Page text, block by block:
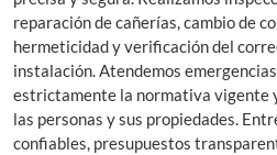
reparación de cañerías, cambio de
hermeticidad y verificación del
instalación. Atendemos
estrictamente la normativa vigente
las personas y sus propiedades.
confiables, presupuestos